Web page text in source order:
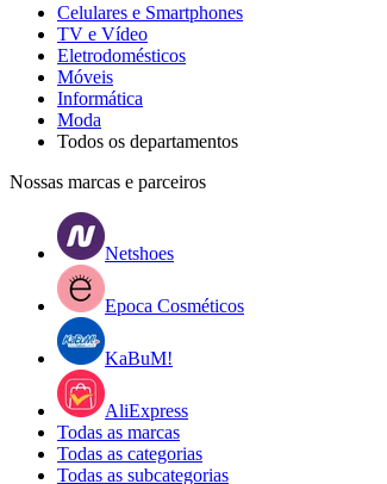
Celulares e Smartphones
TV e Vídeo
Eletrodomésticos
Móveis
Informática
Moda
Todos os departamentos
Nossas marcas e parceiros
Netshoes
Epoca Cosméticos
KaBuM!
AliExpress
Todas as marcas
Todas as categorias
Todas as subcategorias